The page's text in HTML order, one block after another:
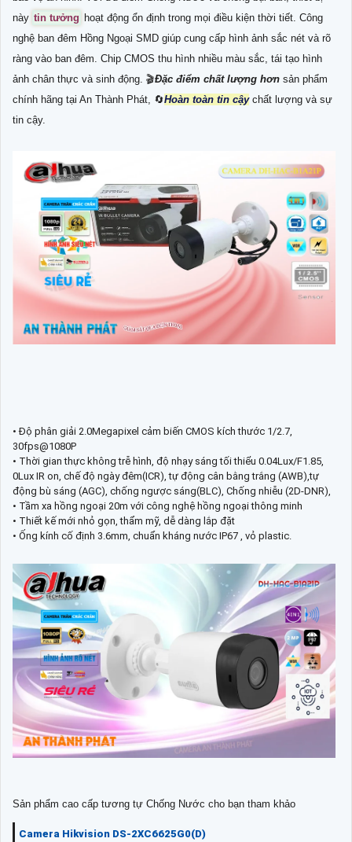
này tin tưởng hoạt động ổn định trong mọi điều kiện thời tiết. Công
nghệ ban đêm Hồng Ngoại SMD giúp cung cấp hình ảnh sắc nét và rõ
ràng vào ban đêm. Chip CMOS thu hình nhiều màu sắc, tái tạo hình
ảnh chân thực và sinh động. 🎬Đặc điểm chất lượng hơn sản phẩm
chính hãng tại An Thành Phát, 🔄Hoàn toàn tin cậychất lượng và sự
tin cậy.
• Độ phân giải 2.0Megapixel cảm biến CMOS kích thước 1/2.7,
30fps@1080P
• Thời gian thực không trễ hình, độ nhạy sáng tối thiểu 0.04Lux/F1.85,
0Lux IR on, chế độ ngày đêm(ICR), tự động cân bằng trắng (AWB),tự
động bù sáng (AGC), chống ngược sáng(BLC), Chống nhiễu (2D-DNR),
• Tầm xa hồng ngoại 20m với công nghệ hồng ngoại thông minh
• Thiết kế mới nhỏ gọn, thẩm mỹ, dễ dàng lắp đặt
• Ống kính cố định 3.6mm, chuẩn kháng nước IP67 , vỏ plastic.
Sản phẩm cao cấp tương tự Chống Nước cho bạn tham khảo
Camera Hikvision DS-2XC6625G0(D)